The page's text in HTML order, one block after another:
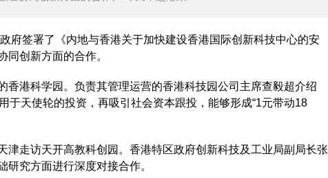
签署了《内地与香港关于加快建设香港国际创新科技中心的安
同创新方面的合作。
港科学园。负责其管理运营的香港科技园公司主席查毅超介绍
于天使轮的投资，再吸引社会资本跟投，能够形成“1元带动18
走访天开高教科创园。香港特区政府创新科技及工业局副局长张
究方面进行深度对接合作。